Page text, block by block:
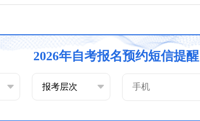
2026年自考报名预约短信提醒